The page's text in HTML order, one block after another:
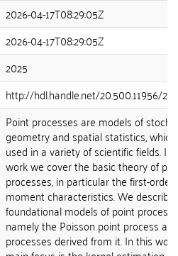
2026-04-17T08:29:05Z
2026-04-17T08:29:05Z
2025
http://hdl.handle.net/20.500.11956/
Point processes are models of
geometry and spatial statistics,
used in a variety of scientific fields. In
work we cover the basic theory of
processes, in particular the first-order
moment characteristics. We describe
foundational models of point
namely the Poisson point process and
processes derived from it. In this